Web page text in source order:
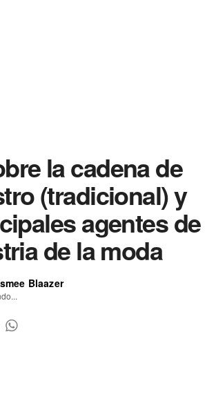
la cadena de
(tradicional) y
agentes de
de la moda
Blaazer